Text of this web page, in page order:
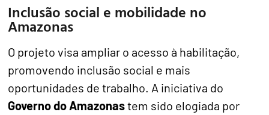
Inclusão social e mobilidade no
Amazonas
O projeto visa ampliar o acesso à habilitação,
promovendo inclusão social e mais
oportunidades de trabalho. A iniciativa do
Governo do Amazonastem sido elogiada por